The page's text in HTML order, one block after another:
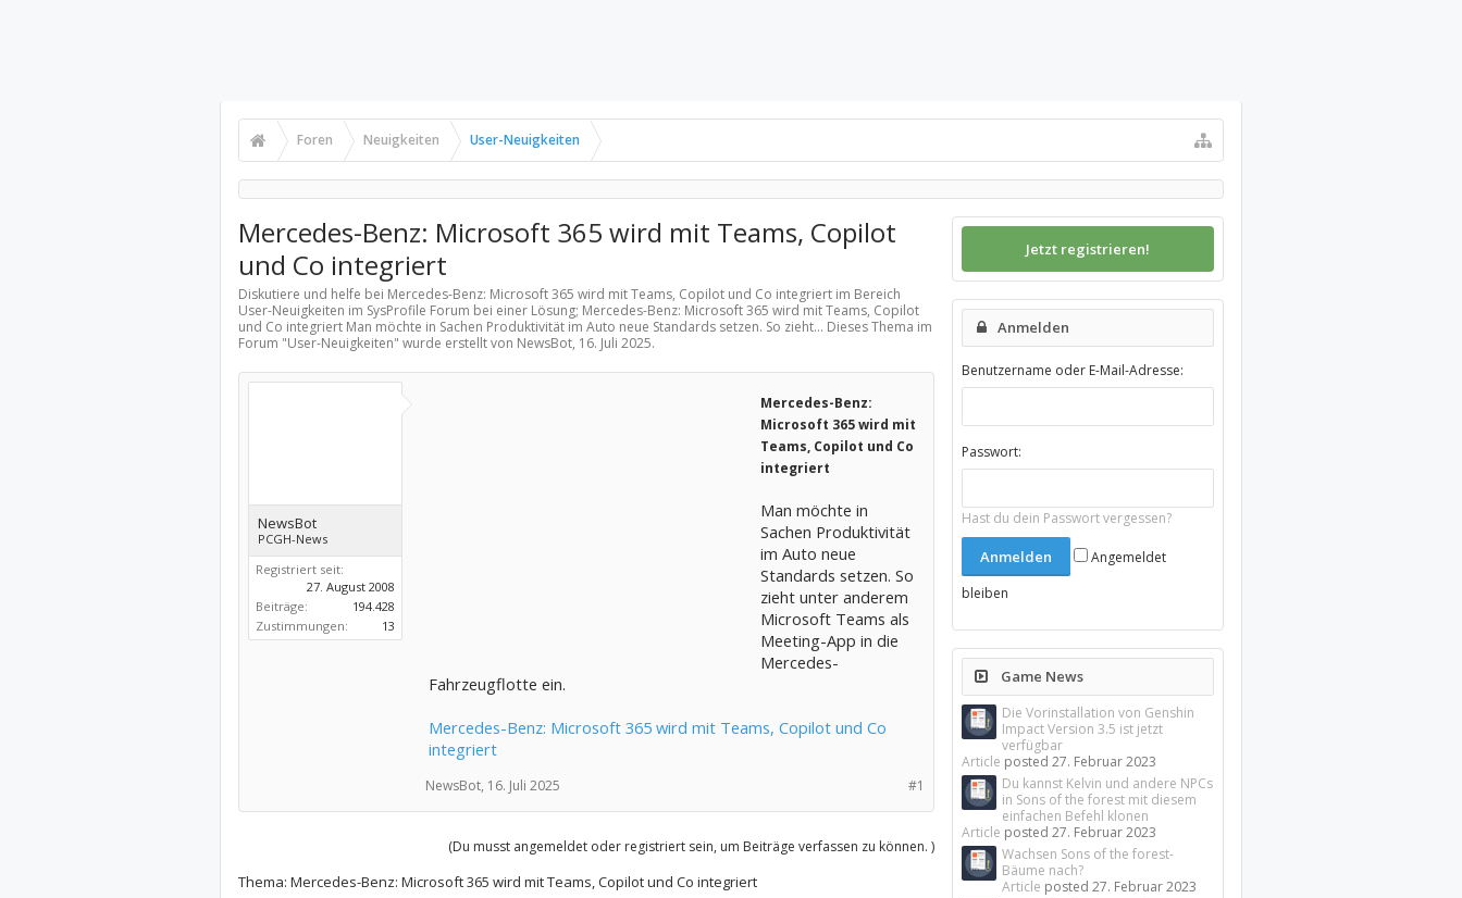
Foren Neuigkeiten User-Neuigkeiten
Mercedes-Benz: Microsoft 365 wird mit Teams, Copilot
und Co integriert
Diskutiere und helfe bei Mercedes-Benz: Microsoft 365 wird mit Teams, Copilot und Co integriert im Bereich
User-Neuigkeiten im SysProfile Forum bei einer Lösung; Mercedes-Benz: Microsoft 365 wird mit Teams, Copilot
und Co integriert Man möchte in Sachen Produktivität im Auto neue Standards setzen. So zieht... Dieses Thema im
Forum "User-Neuigkeiten" wurde erstellt von NewsBot, 16. Juli 2025.
NewsBot
PCGH-News
Registriert seit:
27. August 2008
Beiträge:
194.428
Zustimmungen:
13
Mercedes-Benz:
Microsoft 365 wird mit
Teams, Copilot und Co
integriert
Man möchte in
Sachen Produktivität
im Auto neue
Standards setzen. So
zieht unter anderem
Microsoft Teams als
Meeting-App in die
Mercedes-
Fahrzeugflotte ein.
Mercedes-Benz: Microsoft 365 wird mit Teams, Copilot und Co
integriert
#1
NewsBot, 16. Juli 2025
(Du musst angemeldet oder registriert sein, um Beiträge verfassen zu können. )
Thema: Mercedes-Benz: Microsoft 365 wird mit Teams, Copilot und Co integriert
Jetzt registrieren!
Anmelden
Benutzername oder E-Mail-Adresse:
Passwort:
Hast du dein Passwort vergessen?
Angemeldet
bleiben
Game News
Die Vorinstallation von Genshin
Impact Version 3.5 ist jetzt
verfügbar
Article posted27. Februar 2023
Du kannst Kelvin und andere NPCs
in Sons of the forest mit diesem
einfachen Befehl klonen
Article posted27. Februar 2023
Wachsen Sons of the forest-
Bäume nach?
Article posted27. Februar 2023